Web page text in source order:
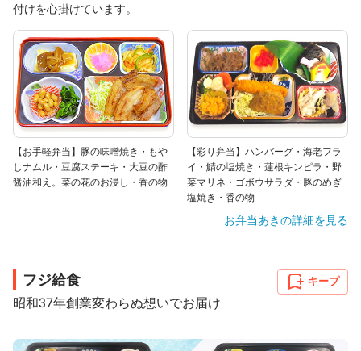
付けを心掛けています。
【お手軽弁当】豚の味噌焼き・もや
しナムル・豆腐ステーキ・大豆の酢
醤油和え。菜の花のお浸し・香の物
【彩り弁当】ハンバーグ・海老フラ
イ・鯖の塩焼き・蓮根キンピラ・野
菜マリネ・ゴボウサラダ・豚のめぎ
塩焼き・香の物
お弁当あきの詳細を見る
フジ給食
昭和37年創業変わらぬ想いでお届け
キープ